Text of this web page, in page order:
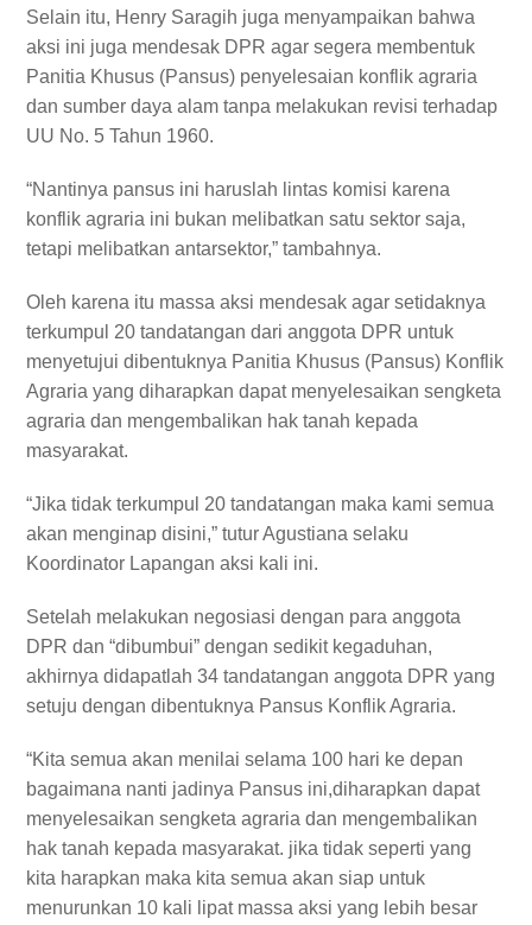
Selain itu, Henry Saragih juga menyampaikan bahwa
aksi ini juga mendesak DPR agar segera membentuk
Panitia Khusus (Pansus) penyelesaian konflik agraria
dan sumber daya alam tanpa melakukan revisi terhadap
UU No. 5 Tahun 1960.
“Nantinya pansus ini haruslah lintas komisi karena
konflik agraria ini bukan melibatkan satu sektor saja,
tetapi melibatkan antarsektor,” tambahnya.
Oleh karena itu massa aksi mendesak agar setidaknya
terkumpul 20 tandatangan dari anggota DPR untuk
menyetujui dibentuknya Panitia Khusus (Pansus) Konflik
Agraria yang diharapkan dapat menyelesaikan sengketa
agraria dan mengembalikan hak tanah kepada
masyarakat.
“Jika tidak terkumpul 20 tandatangan maka kami semua
akan menginap disini,” tutur Agustiana selaku
Koordinator Lapangan aksi kali ini.
Setelah melakukan negosiasi dengan para anggota
DPR dan “dibumbui” dengan sedikit kegaduhan,
akhirnya didapatlah 34 tandatangan anggota DPR yang
setuju dengan dibentuknya Pansus Konflik Agraria.
“Kita semua akan menilai selama 100 hari ke depan
bagaimana nanti jadinya Pansus ini,diharapkan dapat
menyelesaikan sengketa agraria dan mengembalikan
hak tanah kepada masyarakat. jika tidak seperti yang
kita harapkan maka kita semua akan siap untuk
menurunkan 10 kali lipat massa aksi yang lebih besar